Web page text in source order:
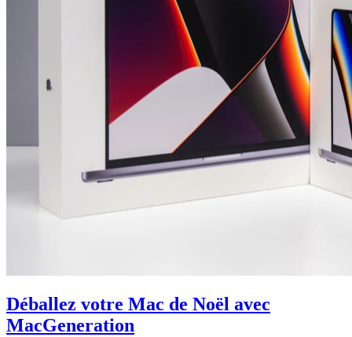
Déballez votre Mac de Noël avec
MacGeneration